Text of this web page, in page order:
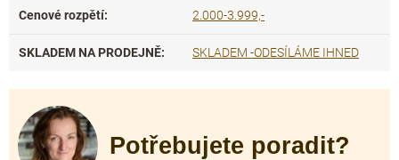
Cenové rozpětí: 2.000-3.999,-
SKLADEM NA PRODEJNĚ: SKLADEM -ODESÍLÁME IHNED
Potřebujete poradit?